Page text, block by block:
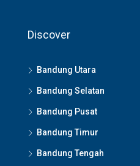
Discover
Bandung Utara
Bandung Selatan
Bandung Pusat
Bandung Timur
Bandung Tengah